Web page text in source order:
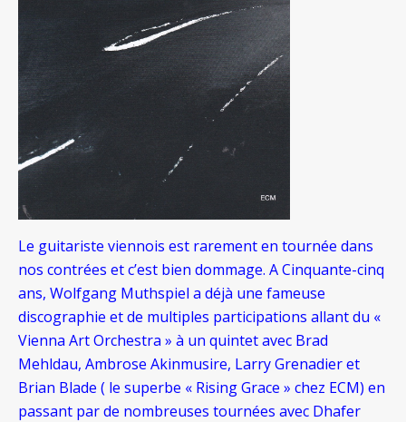
Le guitariste viennois est rarement en tournée dans
nos contrées et c’est bien dommage. A Cinquante-cinq
ans, Wolfgang Muthspiel a déjà une fameuse
discographie et de multiples participations allant du «
Vienna Art Orchestra » à un quintet avec Brad
Mehldau, Ambrose Akinmusire, Larry Grenadier et
Brian Blade ( le superbe « Rising Grace » chez ECM) en
passant par de nombreuses tournées avec Dhafer